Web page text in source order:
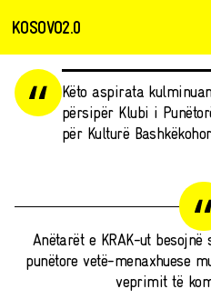
KOSOVO2.0
Këto aspirata
përsipër Klubi i
për Kulturë
Anëtarët e KRAK-ut
punëtore vetë-menaxhuese
veprimit të